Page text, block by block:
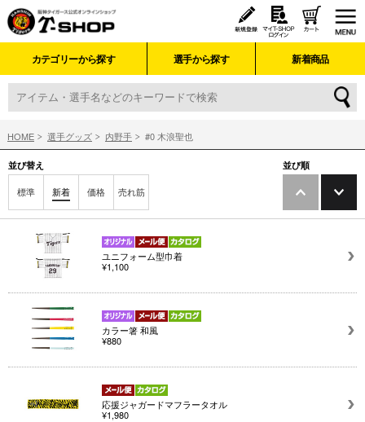
カテゴリーから探す 選手から探す 新着商品
HOME 選手グッズ 内野手 #0 木浪聖也
並び替え
標準 新着 価格 売れ筋
並び順
ユニフォーム型巾着
¥1,100
カラー箸 和風
¥880
応援ジャガードマフラータオル
¥1,980